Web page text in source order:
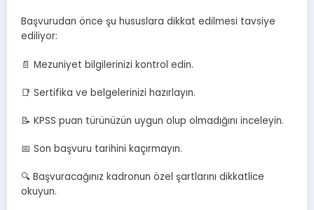
Başvurudan önce şu hususlara dikkat edilmesi tavsiye
ediliyor:
📄 Mezuniyet bilgilerinizi kontrol edin.
📑 Sertifika ve belgelerinizi hazırlayın.
📝 KPSS puan türünüzün uygun olup olmadığını inceleyin.
📅 Son başvuru tarihini kaçırmayın.
🔍 Başvuracağınız kadronun özel şartlarını dikkatlice
okuyun.